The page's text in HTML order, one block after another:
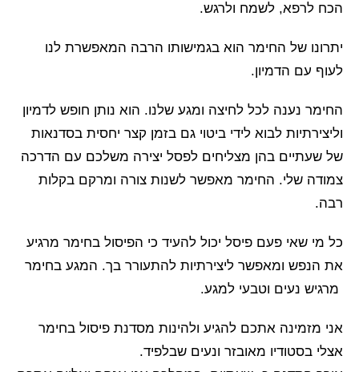
הכח לרפא, לשמח ולרגש.
יתרונו של החימר הוא בגמישותו הרבה המאפשרת לנו
לעוף עם הדמיון.
החימר נענה לכל לחיצה ומגע שלנו. הוא נותן חופש לדמיון
וליצירתיות לבוא לידי ביטוי גם בזמן קצר יחסית בסדנאות
של שעתיים בהן מצליחים לפסל יצירה משלכם עם הדרכה
צמודה שלי. החימר מאפשר לשנות צורה ומרקם בקלות
רבה.
כל מי שאי פעם פיסל יכול להעיד כי הפיסול בחימר מרגיע
את הנפש ומאפשר ליצירתיות להתעורר בך. המגע בחימר
מרגיש נעים וטבעי למגע.
אני מזמינה אתכם להגיע ולהינות מסדנת פיסול בחימר
אצלי בסטודיו מאובזר ונעים שבלפיד.